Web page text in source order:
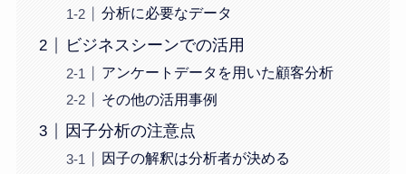
分析に必要なデータ
ビジネスシーンでの活用
アンケートデータを用いた顧客分析
その他の活用事例
因子分析の注意点
因子の解釈は分析者が決める